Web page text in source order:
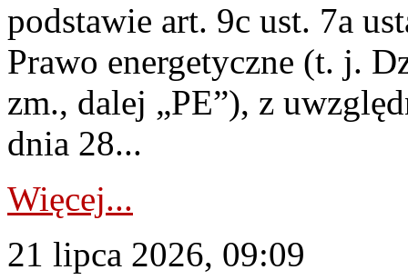
podstawie art. 9c ust. 7a
Prawo energetyczne (t. j.
zm., dalej „PE”), z
dnia 28...
Więcej...
21 lipca 2026, 09:09